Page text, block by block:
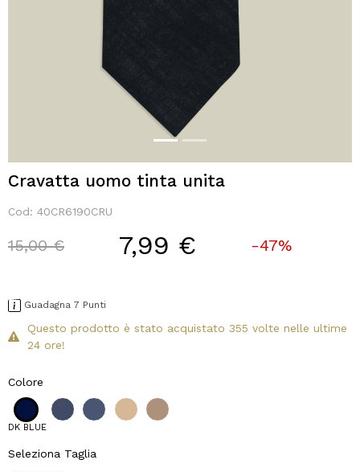
Cravatta uomo tinta unita
Cod: 40CR6190CRU
Price reduced from
15,00 €to 7,99 € -47%
Guadagna 7 Punti
Questo prodotto è stato acquistato 355 volte nelle ultime
24 ore!
Colore
DK BLUE
Seleziona Taglia